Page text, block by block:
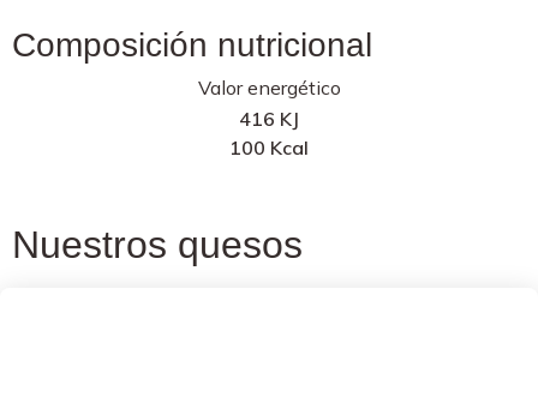
Composición nutricional
Valor energético
416 KJ
100 Kcal
Nuestros quesos